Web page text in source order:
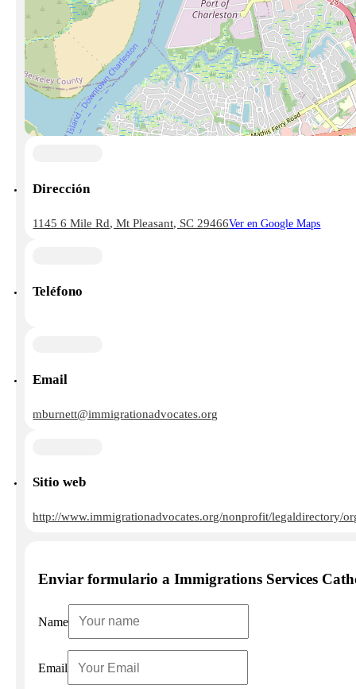
Dirección
1145 6 Mile Rd, Mt Pleasant, SC 29466Ver en Google Maps
Teléfono
Email
mburnett@immigrationadvocates.org
Sitio web
http://www.immigrationadvocates.org/nonprofit/legaldirectory/
Enviar formulario a Immigrations Services
Name
Email